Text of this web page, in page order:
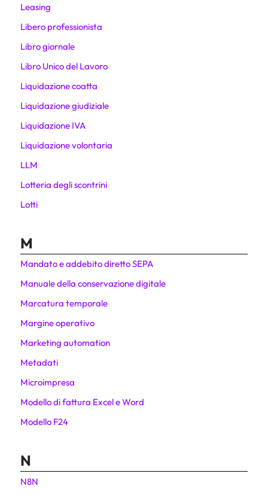
Leasing
Libero professionista
Libro giornale
Libro Unico del Lavoro
Liquidazione coatta
Liquidazione giudiziale
Liquidazione IVA
Liquidazione volontaria
LLM
Lotteria degli scontrini
Lotti
M
Mandato e addebito diretto SEPA
Manuale della conservazione digitale
Marcatura temporale
Margine operativo
Marketing automation
Metadati
Microimpresa
Modello di fattura Excel e Word
Modello F24
N
N8N